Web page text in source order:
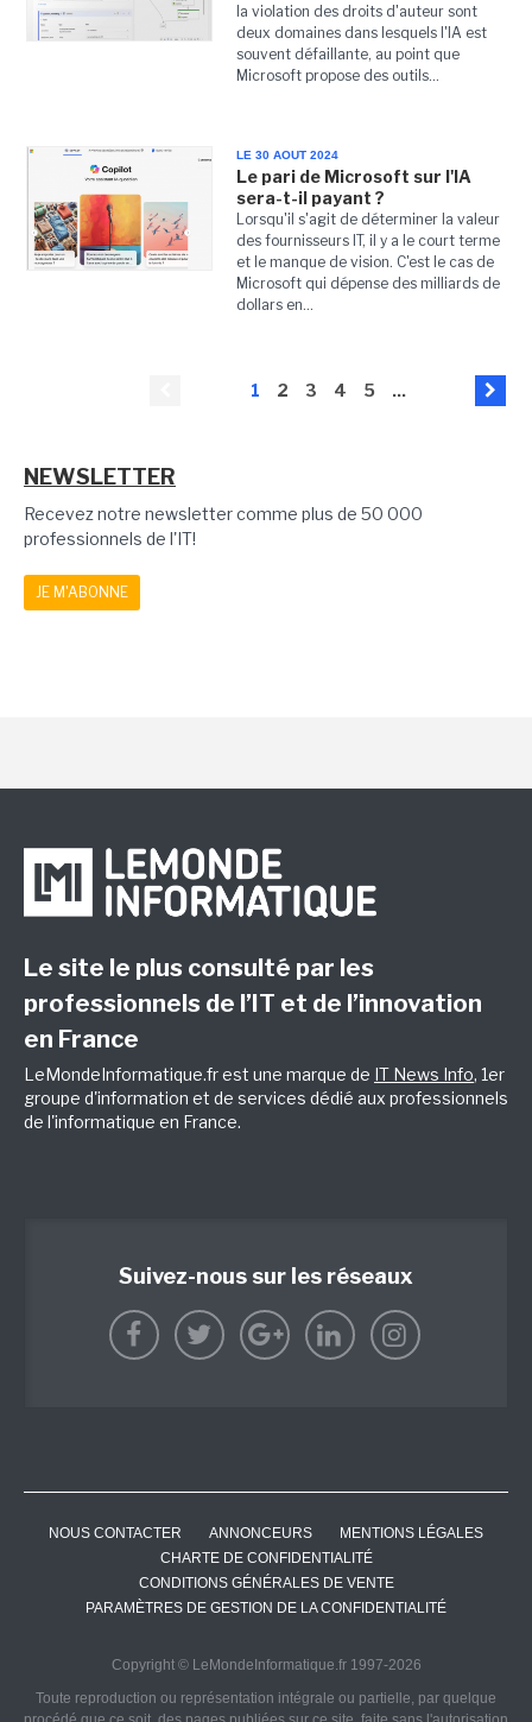
la violation des droits d'auteur sont
deux domaines dans lesquels l'IA est
souvent défaillante, au point que
Microsoft propose des outils...
LE 30 AOUT 2024
Le pari de Microsoft sur l'IA
sera-t-il payant ?
Lorsqu'il s'agit de déterminer la valeur
des fournisseurs IT, il y a le court terme
et le manque de vision. C'est le cas de
Microsoft qui dépense des milliards de
dollars en...
1 2 3 4 5 ...
NEWSLETTER
Recevez notre newsletter comme plus de 50 000
professionnels de l'IT!
JE M'ABONNE
Le site le plus consulté par les
professionnels de l’IT et de l’innovation
en France
LeMondeInformatique.fr est une marque de IT News Info, 1er
groupe d'information et de services dédié aux professionnels
de l'informatique en France.
Suivez-nous sur les réseaux
NOUS CONTACTER ANNONCEURS
MENTIONS LÉGALES
CHARTE DE CONFIDENTIALITÉ
CONDITIONS GÉNÉRALES DE VENTE
PARAMÈTRES DE GESTION DE LA CONFIDENTIALITÉ
Copyright © LeMondeInformatique.fr 1997-2026
Toute reproduction ou représentation intégrale ou partielle, par quelque